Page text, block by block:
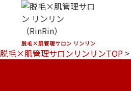
脱毛×肌管理サロン リンリン
脱毛×肌管理サロンリンリンTOP >